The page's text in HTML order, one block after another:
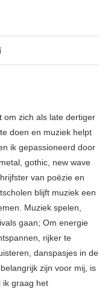
om zich als late dertiger
doen en muziek helpt
ik gepassioneerd door
gothic, new wave
van poëzie en
blijft muziek een
Muziek spelen,
gaan; Om energie
rijker te
danspasjes in de
zijn voor mij, is
ik graag het